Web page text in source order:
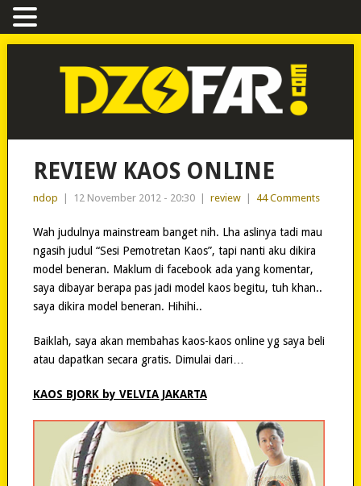
REVIEW KAOS ONLINE
ndop 12 November 2012 - 20:30 review 44 Comments
Wah judulnya mainstream banget nih. Lha aslinya tadi mau
ngasih judul “Sesi Pemotretan Kaos”, tapi nanti aku dikira
model beneran. Maklum di facebook ada yang komentar,
saya dibayar berapa pas jadi model kaos begitu, tuh khan..
saya dikira model beneran. Hihihi..
Baiklah, saya akan membahas kaos-kaos online yg saya beli
atau dapatkan secara gratis. Dimulai dari…
KAOS BJORK by VELVIA JAKARTA